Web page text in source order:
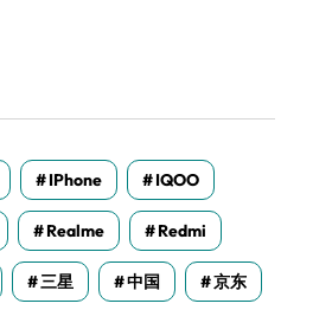
IPhone IQOO
Realme Redmi
三星 中国 京东